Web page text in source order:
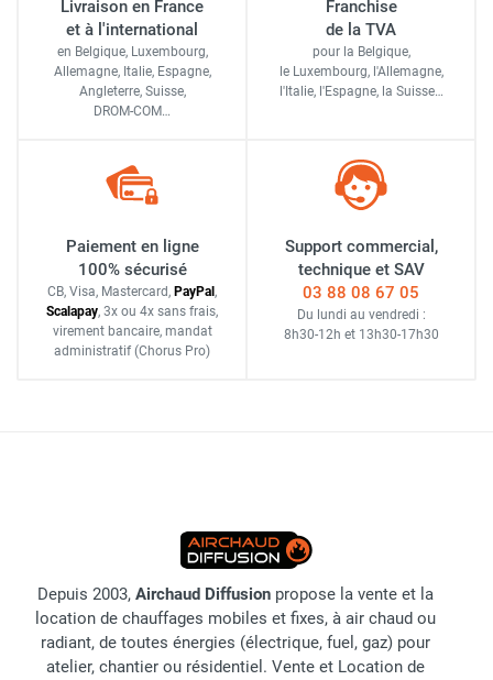
Livraison en France
et à l'international
en Belgique, Luxembourg,
Allemagne, Italie, Espagne,
Angleterre, Suisse,
DROM-COM…
Franchise
de la TVA
pour la Belgique,
le Luxembourg, l'Allemagne,
l'Italie, l'Espagne, la Suisse…
Paiement en ligne
100% sécurisé
CB, Visa, Mastercard, PayPal ,
Scalapay, 3x ou 4x sans frais,
virement bancaire, mandat
administratif (Chorus Pro)
Support commercial,
technique et SAV
03 88 08 67 05
Du lundi au vendredi :
8h30-12h et 13h30-17h30
Depuis 2003, Airchaud Diffusion propose la vente et la
location de chauffages mobiles et fixes, à air chaud ou
radiant, de toutes énergies (électrique, fuel, gaz) pour
atelier, chantier ou résidentiel. Vente et Location de